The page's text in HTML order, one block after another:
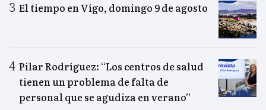
El tiempo en Vigo, domingo 9 de agosto
Pilar Rodríguez: “Los centros de salud
tienen un problema de falta de
personal que se agudiza en verano”